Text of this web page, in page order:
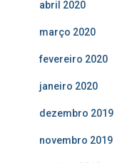
abril 2020
março 2020
fevereiro 2020
janeiro 2020
dezembro 2019
novembro 2019